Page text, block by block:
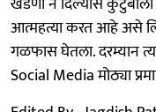
आत्महत्या करत आहे असे
गळफास घेतला. दरम्यान
Social Media मोठ्या